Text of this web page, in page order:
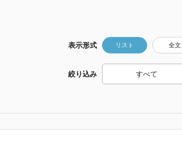
表示形式 リスト 全文
絞り込み